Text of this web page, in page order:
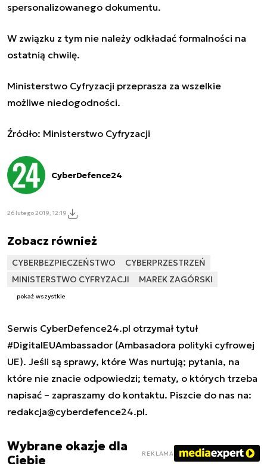
spersonalizowanego dokumentu.
W związku z tym nie należy odkładać formalności na
ostatnią chwilę.
Ministerstwo Cyfryzacji przeprasza za wszelkie
możliwe niedogodności.
Źródło: Ministerstwo Cyfryzacji
CyberDefence24
26 lutego 2019, 12:19
Zobacz również
CYBERBEZPIECZEŃSTWO
CYBERPRZESTRZEŃ
MINISTERSTWO CYFRYZACJI
MAREK ZAGÓRSKI
pokaż wszystkie
Serwis CyberDefence24.pl otrzymał tytuł
#DigitalEUAmbassador (Ambasadora polityki cyfrowej
UE). Jeśli są sprawy, które Was nurtują; pytania, na
które nie znacie odpowiedzi; tematy, o których trzeba
napisać – zapraszamy do kontaktu. Piszcie do nas na:
redakcja@cyberdefence24.pl.
Wybrane okazje dla
Ciebie
REKLAMA